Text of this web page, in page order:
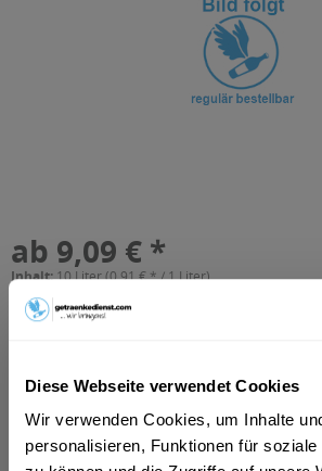
Diese Webseite verwendet Cookies
Wir verwenden Cookies, um Inhalte
personalisieren, Funktionen für soziale
ab 9,09 € *
Inhalt:10 Liter (0,91 € * / 1 Liter)
inkl. MwSt.
Vorrätig
+3,10 € Pfand
In denWarenkorb